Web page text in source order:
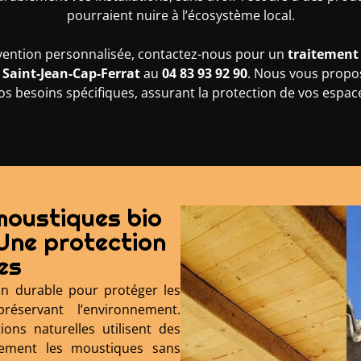
pourraient nuire à l’écosystème local.
personnalisée, contactez-nous pour un traitement
Jean-Cap-Ferratau 04 83 93 92 90. Nous vous
besoins spécifiques, assurant la protection de vos
bio
protection
durable pour protéger les
l’environnement.
naturelles utilisent des
les moustiques sans